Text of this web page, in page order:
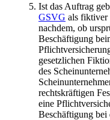
Ist das Auftrag
GSVG als fiktiver
nachdem, ob
Beschäftigung
gesetzlichen
des
rechtskräftigen
eine
Beschäftigung